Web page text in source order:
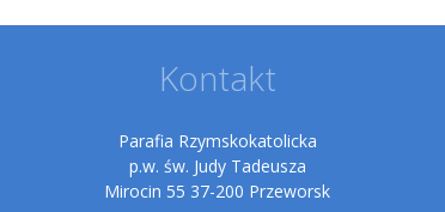
Kontakt
Parafia Rzymskokatolicka
p.w. św. Judy Tadeusza
Mirocin 55 37-200 Przeworsk